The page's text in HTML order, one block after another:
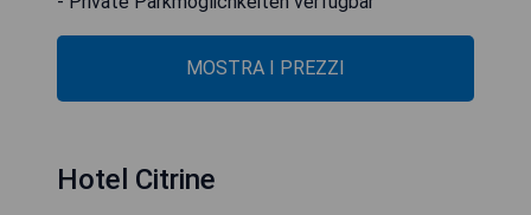
MOSTRA I PREZZI
Hotel Citrine